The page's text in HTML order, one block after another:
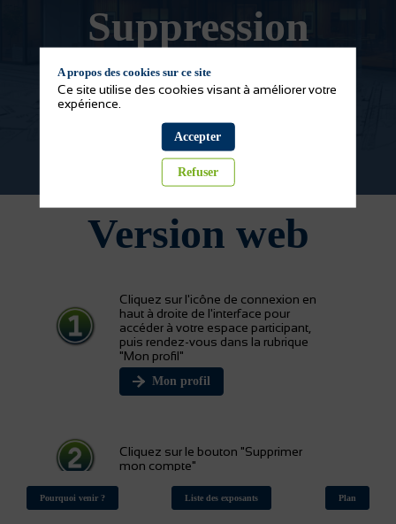
Suppression
de compte
Version web
Cliquez sur l'icône de connexion en
haut à droite de l'interface pour
accéder à votre espace participant,
puis rendez-vous dans la rubrique
"Mon profil"
Mon profil
Cliquez sur le bouton "Supprimer
mon compte"
Pour plus d'infos
Pourquoi venir ? Liste des exposants Plan
A propos des cookies sur ce site
Ce site utilise des cookies visant à améliorer votre
expérience.
Accepter
Refuser